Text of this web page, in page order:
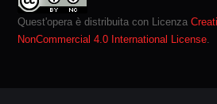
Quest'opera è distribuita con Licenza
NonCommercial 4.0 International License.